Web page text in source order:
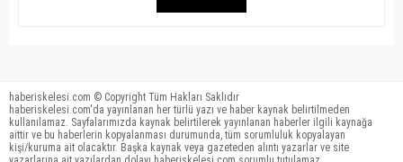
haberiskelesi.com © Copyright Tüm Hakları Saklıdır
haberiskelesi.com'da yayınlanan her türlü yazı ve haber kaynak belirtilmeden
kullanılamaz. Sayfalarımızda kaynak belirtilerek yayınlanan haberler ilgili kaynağa
aittir ve bu haberlerin kopyalanması durumunda, tüm sorumluluk kopyalayan
kişi/kuruma ait olacaktır. Başka kaynak veya gazeteden alıntı yazarlar ve site